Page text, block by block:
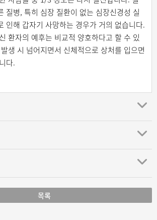
질병, 특히 심장 질환이 없는 심장신경성 실
인해 갑자기 사망하는 경우가 거의 없습니다.
환자의 예후는 비교적 양호하다고 할 수 있
생 시 넘어지면서 신체적으로 상처를 입으면
다.
목록